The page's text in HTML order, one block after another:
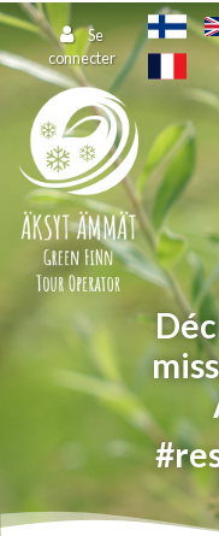
Aller au contenu principal
Se
connecter